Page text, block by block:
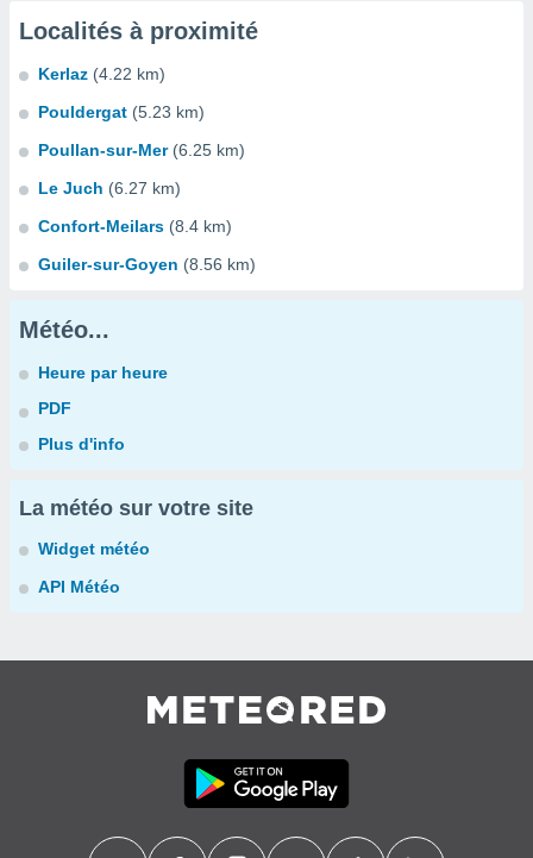
Localités à proximité
Kerlaz (4.22 km)
Pouldergat (5.23 km)
Poullan-sur-Mer (6.25 km)
Le Juch (6.27 km)
Confort-Meilars (8.4 km)
Guiler-sur-Goyen (8.56 km)
Météo...
Heure par heure
PDF
Plus d'info
La météo sur votre site
Widget météo
API Météo